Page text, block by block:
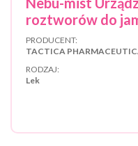
roztworów do
PRODUCENT:
TACTICA
RODZAJ:
Lek